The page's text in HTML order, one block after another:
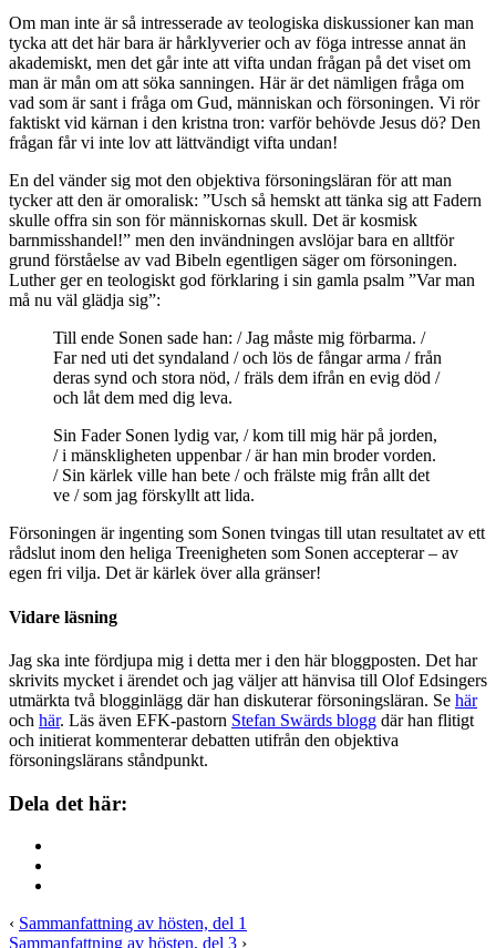
Om man inte är så intresserade av teologiska diskussioner kan man
tycka att det här bara är hårklyverier och av föga intresse annat än
akademiskt, men det går inte att vifta undan frågan på det viset om
man är mån om att söka sanningen. Här är det nämligen fråga om
vad som är sant i fråga om Gud, människan och försoningen. Vi rör
faktiskt vid kärnan i den kristna tron: varför behövde Jesus dö? Den
frågan får vi inte lov att lättvändigt vifta undan!
En del vänder sig mot den objektiva försoningsläran för att man
tycker att den är omoralisk: ”Usch så hemskt att tänka sig att Fadern
skulle offra sin son för människornas skull. Det är kosmisk
barnmisshandel!” men den invändningen avslöjar bara en alltför
grund förståelse av vad Bibeln egentligen säger om försoningen.
Luther ger en teologiskt god förklaring i sin gamla psalm ”Var man
må nu väl glädja sig”:
Till ende Sonen sade han: / Jag måste mig förbarma. /
Far ned uti det syndaland / och lös de fångar arma / från
deras synd och stora nöd, / fräls dem ifrån en evig död /
och låt dem med dig leva.
Sin Fader Sonen lydig var, / kom till mig här på jorden,
/ i mänskligheten uppenbar / är han min broder vorden.
/ Sin kärlek ville han bete / och frälste mig från allt det
ve / som jag förskyllt att lida.
Försoningen är ingenting som Sonen tvingas till utan resultatet av ett
rådslut inom den heliga Treenigheten som Sonen accepterar – av
egen fri vilja. Det är kärlek över alla gränser!
Vidare läsning
Jag ska inte fördjupa mig i detta mer i den här bloggposten. Det har
skrivits mycket i ärendet och jag väljer att hänvisa till Olof Edsingers
utmärkta två blogginlägg där han diskuterar försoningsläran. Se här
och här. Läs även EFK-pastorn Stefan Swärds blogg där han flitigt
och initierat kommenterar debatten utifrån den objektiva
försoningslärans ståndpunkt.
Dela det här:
‹ Sammanfattning av hösten, del 1
Sammanfattning av hösten, del 3 ›